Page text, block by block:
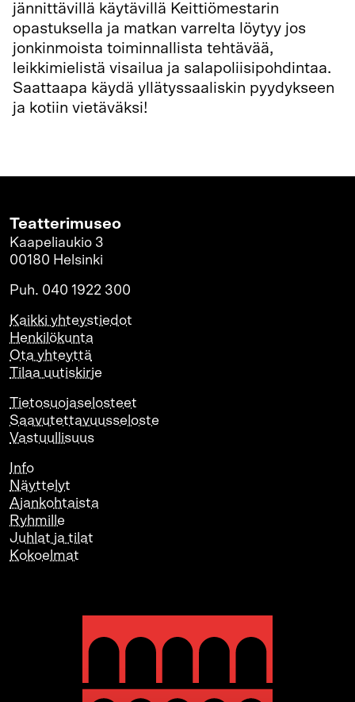
jännittävillä käytävillä Keittiömestarin
opastuksella ja matkan varrelta löytyy jos
jonkinmoista toiminnallista tehtävää,
leikkimielistä visailua ja salapoliisipohdintaa.
Saattaapa käydä yllätyssaaliskin pyydykseen
ja kotiin vietäväksi!
Teatterimuseo
Kaapeliaukio 3
00180 Helsinki
Puh. 040 1922 300
Kaikki yhteystiedot
Henkilökunta
Ota yhteyttä
Tilaa uutiskirje
Tietosuojaselosteet
Saavutettavuusseloste
Vastuullisuus
Info
Näyttelyt
Ajankohtaista
Ryhmille
Juhlat ja tilat
Kokoelmat